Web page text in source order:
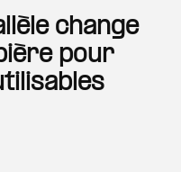
change
pour